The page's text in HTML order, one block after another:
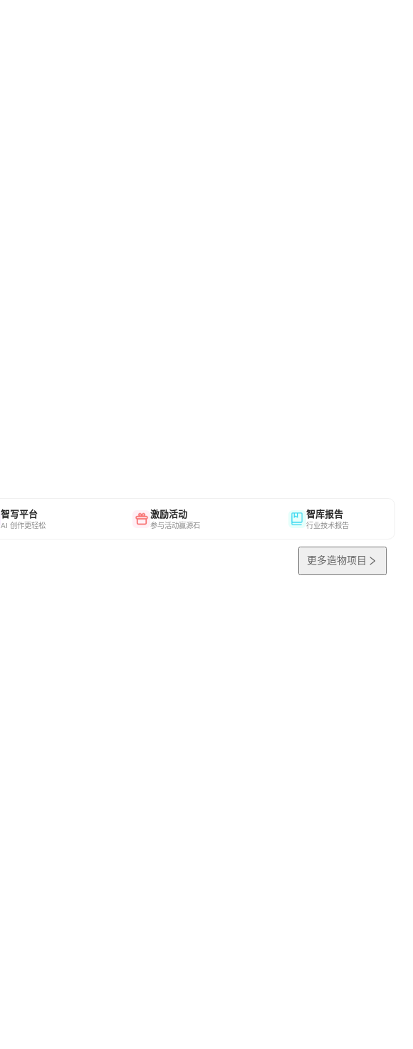
智写平台
AI 创作更轻松
激励活动
参与活动赢源石
智库报告
行业技术报告
更多造物项目